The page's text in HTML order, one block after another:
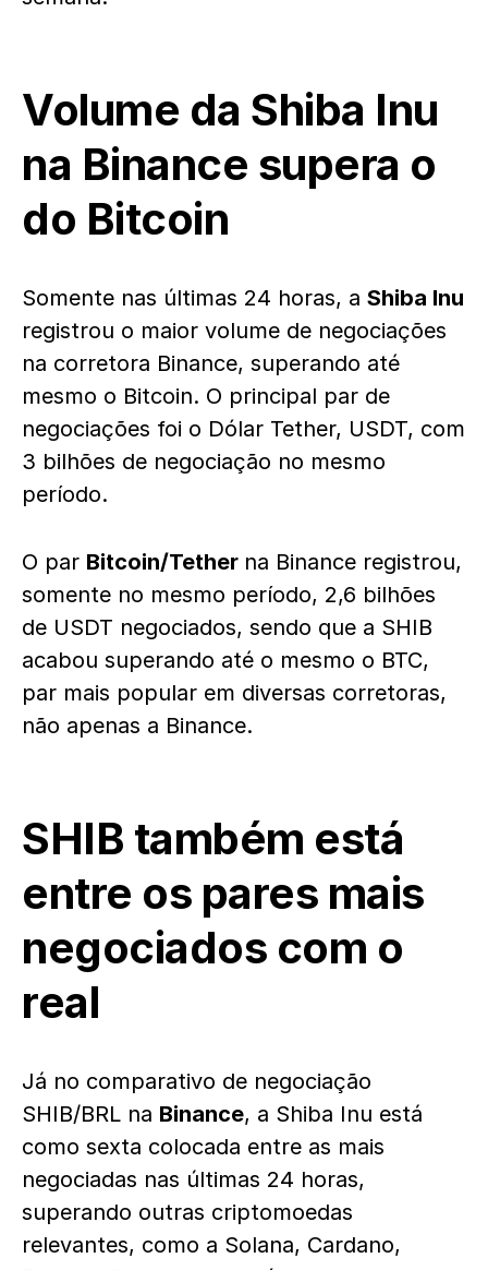
Volume da Shiba Inu
na Binance supera o
do Bitcoin
Somente nas últimas 24 horas, a Shiba Inu
registrou o maior volume de negociações
na corretora Binance, superando até
mesmo o Bitcoin. O principal par de
negociações foi o Dólar Tether, USDT, com
3 bilhões de negociação no mesmo
período.
O par Bitcoin/Tether na Binance registrou,
somente no mesmo período, 2,6 bilhões
de USDT negociados, sendo que a SHIB
acabou superando até o mesmo o BTC,
par mais popular em diversas corretoras,
não apenas a Binance.
SHIB também está
entre os pares mais
negociados com o
real
Já no comparativo de negociação
SHIB/BRL na Binance, a Shiba Inu está
como sexta colocada entre as mais
negociadas nas últimas 24 horas,
superando outras criptomoedas
relevantes, como a Solana, Cardano,